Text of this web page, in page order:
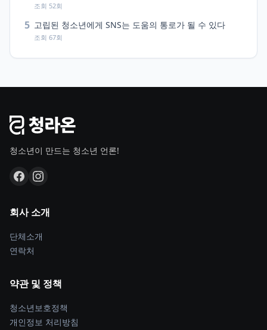
조회 52회
5 고립된 청소년에게 SNS는 도움의 통로가 될 수 있다
조회 67회
청소년이 만드는 청소년 언론!
회사 소개
단체소개
연락처
약관 및 정책
청소년보호정책
개인정보 처리방침